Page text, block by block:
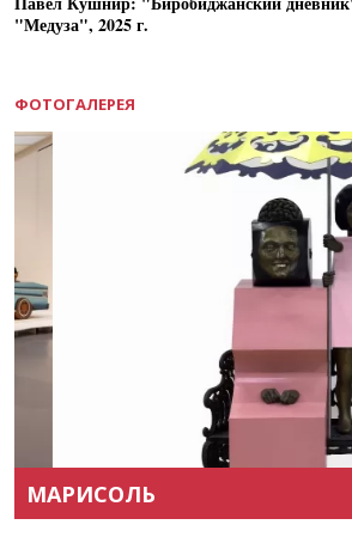
"Медуза", 2025 г.
ФОТОГАЛЕРЕЯ
МАРИСОЛЬ